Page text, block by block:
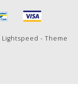
Lightspeed - Theme